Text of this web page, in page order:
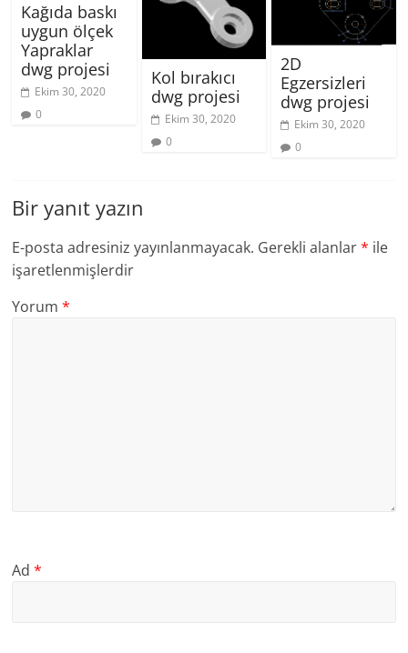
Kağıda baskı
uygun ölçek
Yapraklar
dwg projesi
Ekim 30, 2020
0
Kol bırakıcı
dwg projesi
Ekim 30, 2020
0
2D
Egzersizleri
dwg projesi
Ekim 30, 2020
0
Bir yanıt yazın
E-posta adresiniz yayınlanmayacak. Gerekli alanlar* ile
işaretlenmişlerdir
Yorum*
Ad*